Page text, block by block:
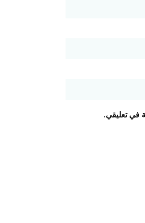
في تعليقي.